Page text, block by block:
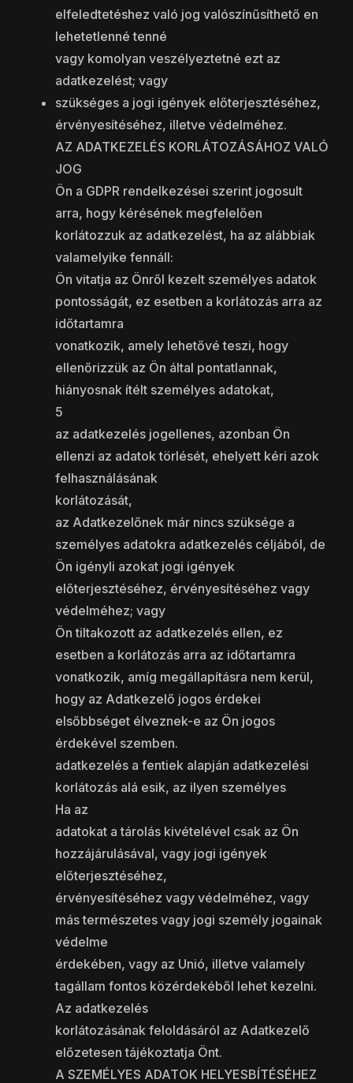
elfeledtetéshez való jog valószínűsíthető en
lehetetlenné tenné
vagy komolyan veszélyeztetné ezt az
adatkezelést; vagy
szükséges a jogi igények előterjesztéséhez,
érvényesítéséhez, illetve védelméhez.
AZ ADATKEZELÉS KORLÁTOZÁSÁHOZ VALÓ
JOG
Ön a GDPR rendelkezései szerint jogosult
arra, hogy kérésének megfelelően
korlátozzuk az adatkezelést, ha az alábbiak
valamelyike fennáll:
Ön vitatja az Önről kezelt személyes adatok
pontosságát, ez esetben a korlátozás arra az
időtartamra
vonatkozik, amely lehetővé teszi, hogy
ellenőrizzük az Ön által pontatlannak,
hiányosnak ítélt személyes adatokat,
5
az adatkezelés jogellenes, azonban Ön
ellenzi az adatok törlését, ehelyett kéri azok
felhasználásának
korlátozását,
az Adatkezelőnek már nincs szüksége a
személyes adatokra adatkezelés céljából, de
Ön igényli azokat jogi igények
előterjesztéséhez, érvényesítéséhez vagy
védelméhez; vagy
Ön tiltakozott az adatkezelés ellen, ez
esetben a korlátozás arra az időtartamra
vonatkozik, amíg megállapításra nem kerül,
hogy az Adatkezelő jogos érdekei
elsőbbséget élveznek-e az Ön jogos
érdekével szemben.
adatkezelés a fentiek alapján adatkezelési
korlátozás alá esik, az ilyen személyes
Ha az
adatokat a tárolás kivételével csak az Ön
hozzájárulásával, vagy jogi igények
előterjesztéséhez,
érvényesítéséhez vagy védelméhez, vagy
más természetes vagy jogi személy jogainak
védelme
érdekében, vagy az Unió, illetve valamely
tagállam fontos közérdekéből lehet kezelni.
Az adatkezelés
korlátozásának feloldásáról az Adatkezelő
előzetesen tájékoztatja Önt.
A SZEMÉLYES ADATOK HELYESBÍTÉSÉHEZ